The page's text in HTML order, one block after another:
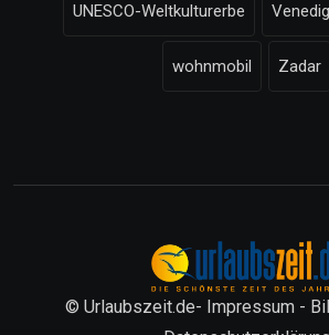
UNESCO-Weltkulturerbe Venedig
wohnmobil Zadar
© Urlaubszeit.de- Impressum -